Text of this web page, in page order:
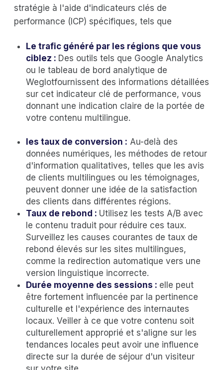
stratégie à l'aide d'indicateurs clés de
performance (ICP) spécifiques, tels que
Le trafic généré par les régions que vous
ciblez : Des outils tels que Google Analytics
ou le tableau de bord analytique de
Weglotfournissent des informations détaillées
sur cet indicateur clé de performance, vous
donnant une indication claire de la portée de
votre contenu multilingue.
les taux de conversion : Au-delà des
données numériques, les méthodes de retour
d'information qualitatives, telles que les avis
de clients multilingues ou les témoignages,
peuvent donner une idée de la satisfaction
des clients dans différentes régions.
Taux de rebond : Utilisez les tests A/B avec
le contenu traduit pour réduire ces taux.
Surveillez les causes courantes de taux de
rebond élevés sur les sites multilingues,
comme la redirection automatique vers une
version linguistique incorrecte.
Durée moyenne des sessions : elle peut
être fortement influencée par la pertinence
culturelle et l'expérience des internautes
locaux. Veiller à ce que votre contenu soit
culturellement approprié et s'aligne sur les
tendances locales peut avoir une influence
directe sur la durée de séjour d'un visiteur